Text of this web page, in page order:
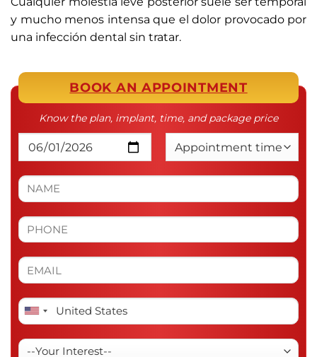
y mucho menos intensa que el dolor provocado por
una infección dental sin tratar.
BOOK AN APPOINTMENT
Know the plan, implant, time, and package price